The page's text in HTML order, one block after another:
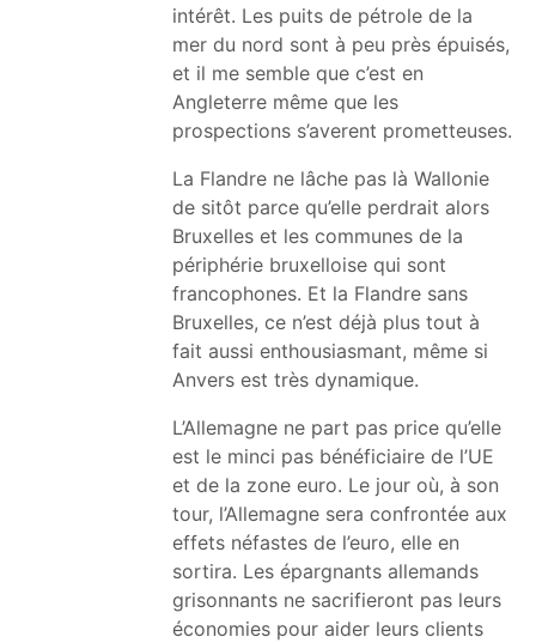
intérêt. Les puits de pétrole de la
mer du nord sont à peu près épuisés,
et il me semble que c’est en
Angleterre même que les
prospections s’averent prometteuses.
La Flandre ne lâche pas là Wallonie
de sitôt parce qu’elle perdrait alors
Bruxelles et les communes de la
périphérie bruxelloise qui sont
francophones. Et la Flandre sans
Bruxelles, ce n’est déjà plus tout à
fait aussi enthousiasmant, même si
Anvers est très dynamique.
L’Allemagne ne part pas price qu’elle
est le minci pas bénéficiaire de l’UE
et de la zone euro. Le jour où, à son
tour, l’Allemagne sera confrontée aux
effets néfastes de l’euro, elle en
sortira. Les épargnants allemands
grisonnants ne sacrifieront pas leurs
économies pour aider leurs clients